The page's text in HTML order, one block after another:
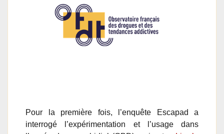
Pour la première fois, l’enquête Escapad a
interrogé l’expérimentation et l’usage dans